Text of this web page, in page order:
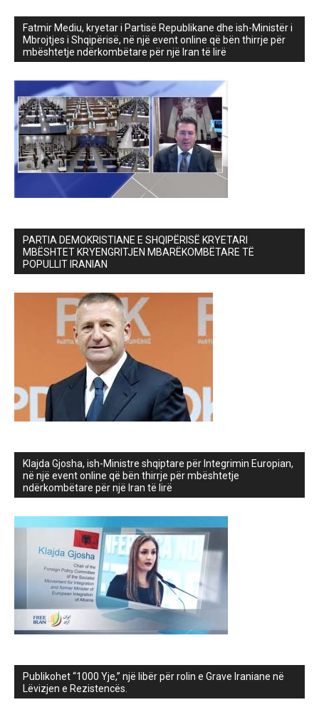
Fatmir Mediu, kryetar i Partisë Republikane dhe ish-Ministër i
Mbrojtjes i Shqipërisë, në një event online që bën thirrje për
mbështetje ndërkombëtare për një Iran të lirë
PARTIA DEMOKRISTIANE E SHQIPËRISË KRYETARI
MBËSHTET KRYENGRITJEN MBARËKOMBËTARE TË
POPULLIT IRANIAN
Klajda Gjosha, ish-Ministre shqiptare për Integrimin Europian,
në një event online që bën thirrje për mbështetje
ndërkombëtare për një Iran të lirë
Publikohet “1000 Yje,” një libër për rolin e Grave Iraniane në
Lëvizjen e Rezistencës.